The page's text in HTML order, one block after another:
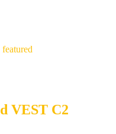
VEST C2